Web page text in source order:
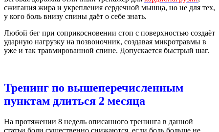
сжигания жира и укрепления сердечной мышца, но не для тех,
у кого боль внизу спины даёт о себе знать.
Любой бег при соприкосновении стоп с поверхностью создаёт
ударную нагрузку на позвоночник, создавая микротравмы в
уже и так травмированной спине. Допускается быстрый шаг.
Тренинг по вышеперечисленным
пунктам длиться 2 месяца
На протяжении 8 недель описанного тренинга в данной
статьи боли существенно снижаются, если боль больше не